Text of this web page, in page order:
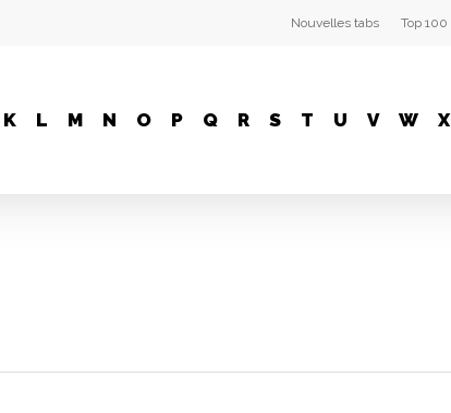
Nouvelles tabs Top 100
K L M N O P Q R S T U V W X